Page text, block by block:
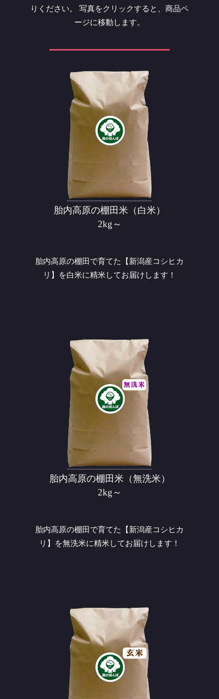
りください。
写真をクリックすると、商品ペ
ージに移動します。
胎内高原の棚田米（白米）
2kg～
胎内高原の棚田で育てた【新潟産コシヒカ
リ】を白米に精米してお届けします！
胎内高原の棚田米（無洗米）
2kg～
胎内高原の棚田で育てた【新潟産コシヒカ
リ】を無洗米に精米してお届けします！